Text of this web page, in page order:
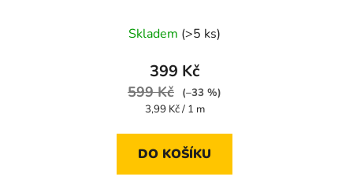
Skladem (>5 ks)
399 Kč
599 Kč
(–33 %)
Měrná
3,99 Kč / 1 m
DO KOŠÍKU